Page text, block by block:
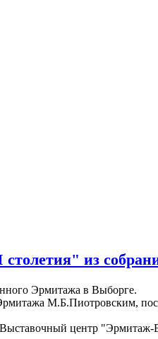
из
Эрмитажа в Выборге.
М.Б.Пиотровским,
Выставочный центр